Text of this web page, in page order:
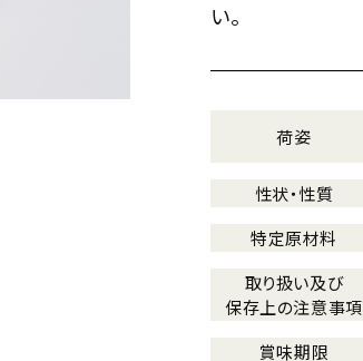
い。
荷姿
性状・性質
特定原材料
取り扱い及び
保存上の注意事項
賞味期限